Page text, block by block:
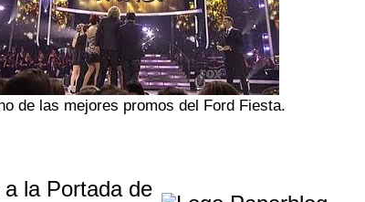
de las mejores promos del Ford Fiesta.
a la Portada de